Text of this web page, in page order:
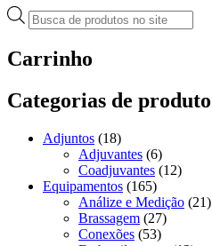
be
chosen
the
page
Pesquisar
produtos
Carrinho
Categorias de produto
Adjuntos (18)
Adjuvantes (6)
Coadjuvantes (12)
Equipamentos (165)
Análize e Medição (21)
Brassagem (27)
Conexões (53)